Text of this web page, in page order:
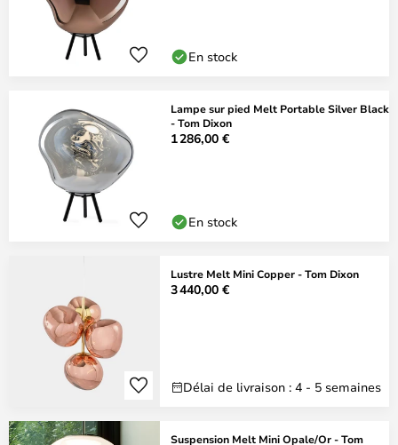
En stock
Lampe sur pied Melt Portable Silver Black
- Tom Dixon
1 286,00 €
En stock
Lustre Melt Mini Copper - Tom Dixon
3 440,00 €
Délai de livraison : 4 - 5 semaines
Suspension Melt Mini Opale/Or - Tom